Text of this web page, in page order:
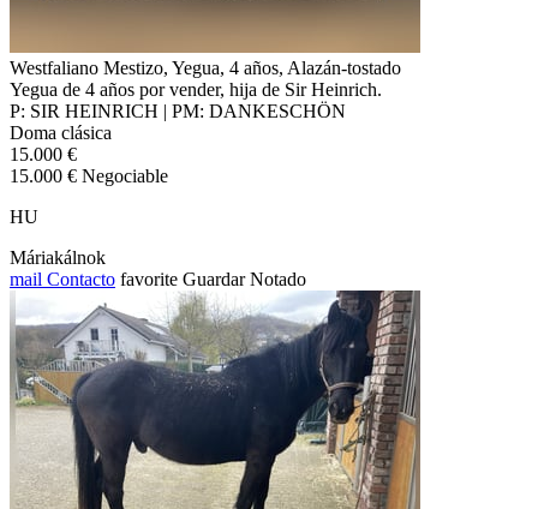
Westfaliano Mestizo, Yegua, 4 años, Alazán-tostado
Yegua de 4 años por vender, hija de Sir Heinrich.
P: SIR HEINRICH | PM: DANKESCHÖN
Doma clásica
15.000 €
15.000 € Negociable
HU
Máriakálnok
mail Contacto favorite Guardar Notado